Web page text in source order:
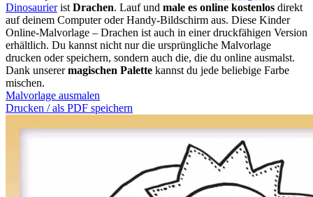
DinosaurieristDrachen. Lauf und male es online kostenlos direkt
auf deinem Computer oder Handy-Bildschirm aus. Diese Kinder
Online-Malvorlage – Drachen ist auch in einer druckfähigen Version
erhältlich. Du kannst nicht nur die ursprüngliche Malvorlage
drucken oder speichern, sondern auch die, die du online ausmalst.
Dank unserermagischen Palette kannst du jede beliebige Farbe
mischen.
Malvorlage ausmalen
Drucken / als PDF speichern